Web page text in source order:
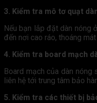
3. Kiểm tra mô tơ quạt
Nếu bạn lắp đặt dàn nóng
đến nơi cao ráo, thoáng
4. Kiểm tra board mạch
Board mạch của dàn
liên hệ tới trung tâm bảo
5. Kiểm tra các thiết bị